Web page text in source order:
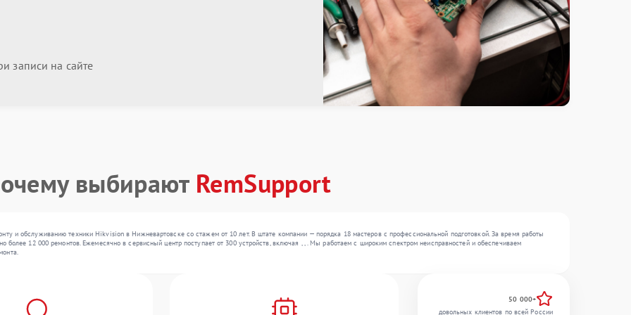
записи на сайте
выбирают RemSupport
и обслуживанию техники Hikvision в Нижневартовске со стажем от 10 лет. В штате компании — порядка 18 мастеров с профессиональной подготовкой. За время работы
более 12 000 ремонтов. Ежемесячно в сервисный центр поступает от 300 устройств, включая , , . Мы работаем с широким спектром неисправностей и обеспечиваем
50 000+
довольных клиентов по всей России